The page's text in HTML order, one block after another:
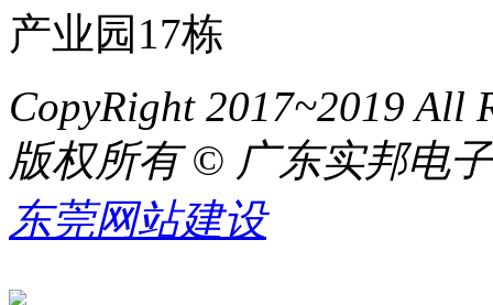
产业园17栋
CopyRight 2017~2019 All
版权所有 © 广东实邦电
东莞网站建设